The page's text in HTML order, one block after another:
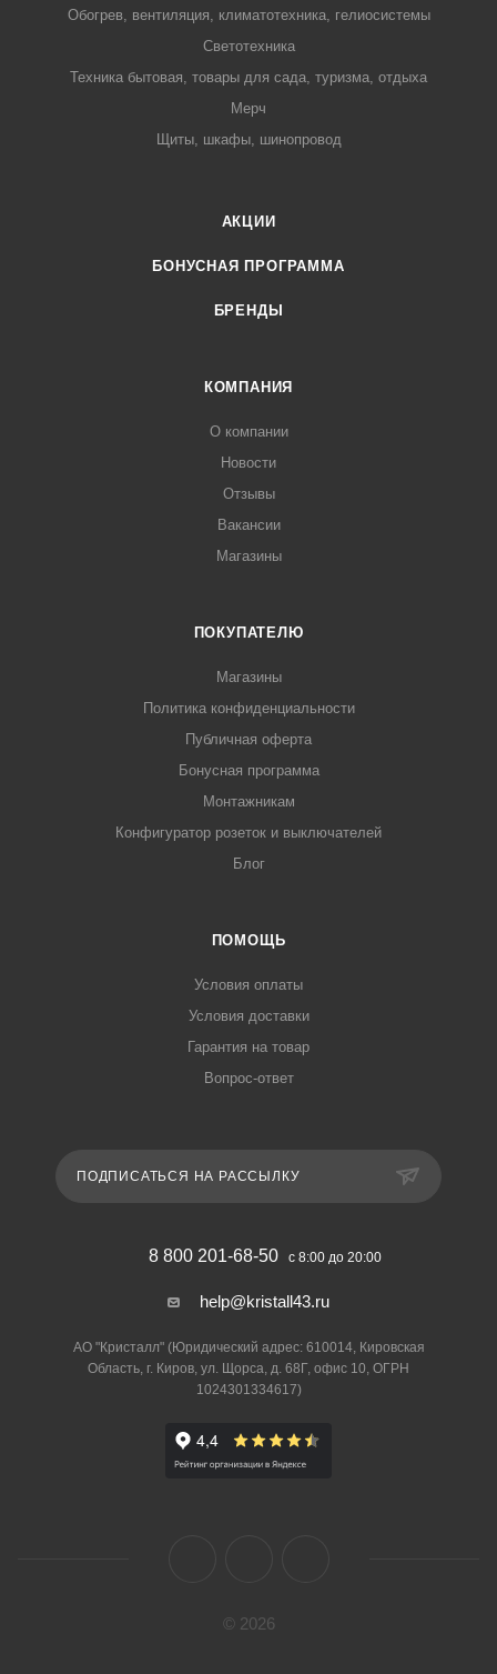
Обогрев, вентиляция, климатотехника, гелиосистемы
Светотехника
Техника бытовая, товары для сада, туризма, отдыха
Мерч
Щиты, шкафы, шинопровод
АКЦИИ
БОНУСНАЯ ПРОГРАММА
БРЕНДЫ
КОМПАНИЯ
О компании
Новости
Отзывы
Вакансии
Магазины
ПОКУПАТЕЛЮ
Магазины
Политика конфиденциальности
Публичная оферта
Бонусная программа
Монтажникам
Конфигуратор розеток и выключателей
Блог
ПОМОЩЬ
Условия оплаты
Условия доставки
Гарантия на товар
Вопрос-ответ
ПОДПИСАТЬСЯ НА РАССЫЛКУ
8 800 201-68-50 с 8:00 до 20:00
help@kristall43.ru
АО "Кристалл" (Юридический адрес: 610014, Кировская
Область, г. Киров, ул. Щорса, д. 68Г, офис 10, ОГРН
1024301334617)
© 2026